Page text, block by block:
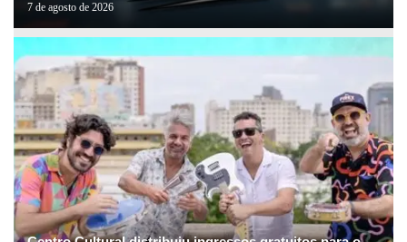
7 de agosto de 2026